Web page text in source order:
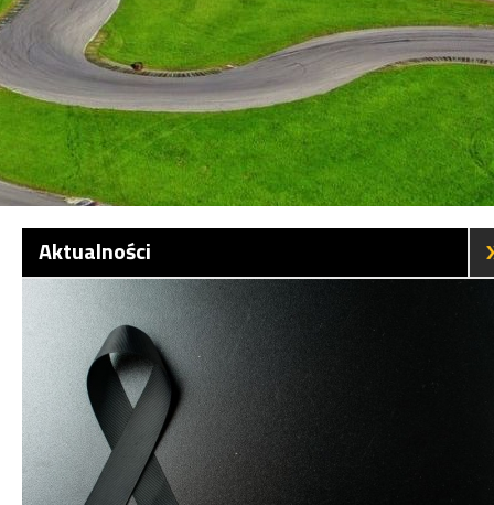
Aktualności